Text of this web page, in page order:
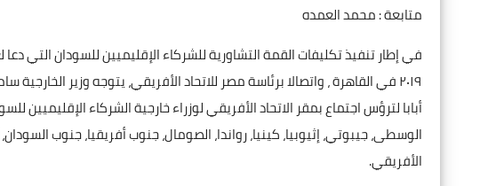
متابعة : محمد العمده
أبابا لترؤس اجتماع بمقر الاتحاد الأفريقي لوزراء خارجية الشركاء الإقليميين
الوسطى، جيبوتي، إثيوبيا، كينيا، رواندا، الصومال، جنوب أفريقيا، جنوب
الأفريقي.